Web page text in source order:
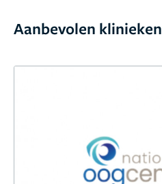
Aanbevolen klinieken